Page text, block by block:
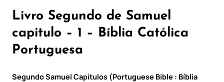
Livro Segundo de Samuel
capitulo – 1 – Bíblia Católica
Portuguesa
Segundo Samuel Capítulos (Portuguese Bible : Bíblia